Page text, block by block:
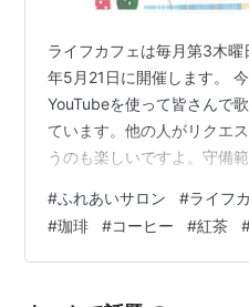
ライフカフェは毎月第3木
年5月21日に開催します。
YouTubeを使って皆さんで
ています。他の人がリクエ
うのも楽しいですよ。守備
ね！ 最初に斉唱している「
クエストが有るまで全く知
ュ・ビゼーと言うフランス
#ふれあいサロン #ライフ
#珈琲 #コーヒー #紅茶